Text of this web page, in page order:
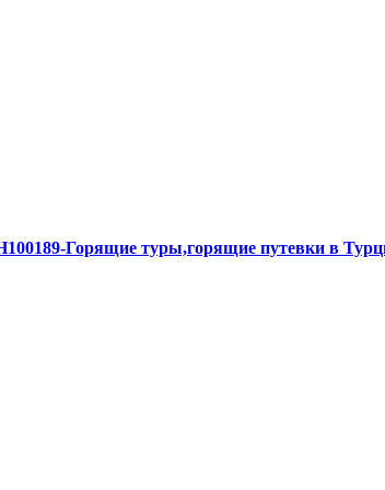
Горящие туры,горящие путевки в